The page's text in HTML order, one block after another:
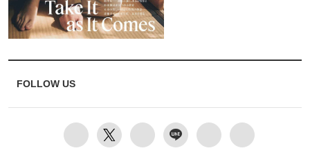
FOLLOW US